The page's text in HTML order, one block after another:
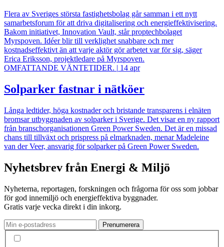
Flera av Sveriges största fastighetsbolag går samman i ett nytt
samarbetsforum för att driva digitalisering och energieffektivisering.
Bakom initiativet, Innovation Vault, står proptechbolaget
Myrspoven. Idéer blir till verklighet snabbare och mer
kostnadseffektivt än att varje aktör gör arbetet var för sig, säger
Erica Eriksson, projektledare på Myrspoven.
OMFATTANDE VÄNTETIDER. | 14 apr
Solparker fastnar i nätköer
Långa ledtider, höga kostnader och bristande transparens i elnäten
bromsar utbyggnaden av solparker i Sverige. Det visar en ny rapport
från branschorganisationen Green Power Sweden. Det är en missad
chans till tillväxt och prispress på elmarknaden, menar Madeleine
van der Veer, ansvarig för solparker på Green Power Sweden.
Nyhetsbrev från Energi & Miljö
Nyheterna, reportagen, forskningen och frågorna för oss som jobbar
för god innemiljö och energieffektiva byggnader.
Gratis varje vecka direkt i din inkorg.